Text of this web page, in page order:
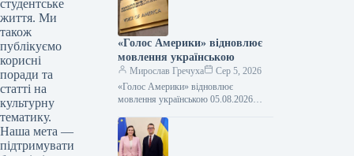
студентське
життя. Ми
також
публікуємо
корисні
поради та
статті на
культурну
тематику.
Наша мета —
підтримувати
Голодомору-геноциду було
сформовано, а ключові…
«Голос Америки» відновлює
мовлення українською
Мирослав Гречуха
Сер 5, 2026
«Голос Америки» відновлює
мовлення українською 05.08.2026
відновлює мовлення українською та
повертає частину працівників
Української редакції до…